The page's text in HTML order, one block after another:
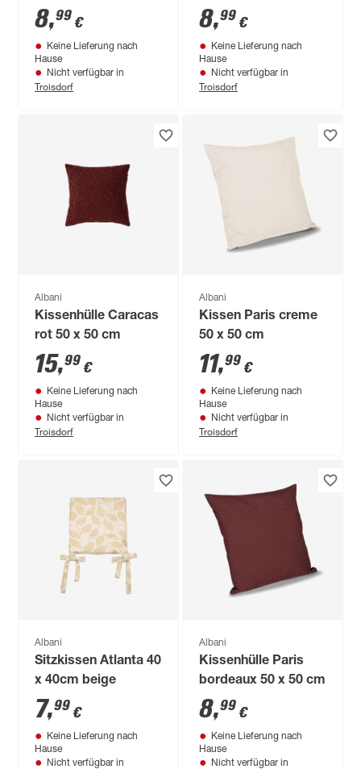
8,99 €
Keine Lieferung nach
Hause
Nicht verfügbar in
Troisdorf
8,99 €
Keine Lieferung nach
Hause
Nicht verfügbar in
Troisdorf
Albani
Kissenhülle Caracas
rot 50 x 50 cm
15,99 €
Keine Lieferung nach
Hause
Nicht verfügbar in
Troisdorf
Albani
Kissen Paris creme
50 x 50 cm
11,99 €
Keine Lieferung nach
Hause
Nicht verfügbar in
Troisdorf
Albani
Sitzkissen Atlanta 40
x 40cm beige
7,99 €
Keine Lieferung nach
Hause
Nicht verfügbar in
Albani
Kissenhülle Paris
bordeaux 50 x 50 cm
8,99 €
Keine Lieferung nach
Hause
Nicht verfügbar in